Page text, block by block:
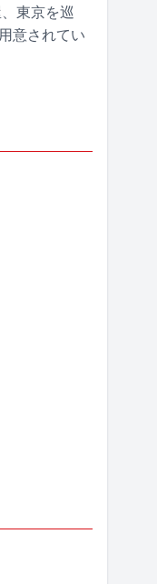
東京を巡
意されてい